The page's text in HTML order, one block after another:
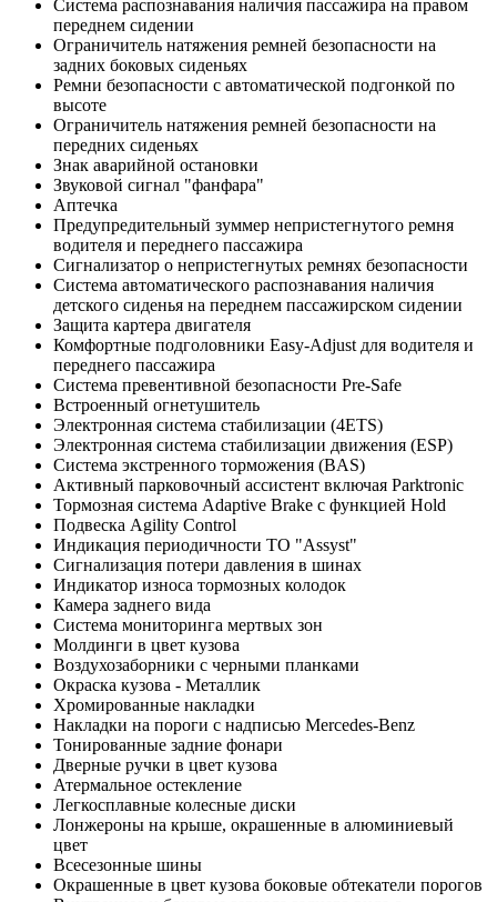
Система распознавания наличия пассажира на правом
переднем сидении
Ограничитель натяжения ремней безопасности на
задних боковых сиденьях
Ремни безопасности с автоматической подгонкой по
высоте
Ограничитель натяжения ремней безопасности на
передних сиденьях
Знак аварийной остановки
Звуковой сигнал "фанфара"
Аптечка
Предупредительный зуммер непристегнутого ремня
водителя и переднего пассажира
Сигнализатор о непристегнутых ремнях безопасности
Система автоматического распознавания наличия
детского сиденья на переднем пассажирском сидении
Защита картера двигателя
Комфортные подголовники Easy-Adjust для водителя и
переднего пассажира
Система превентивной безопасности Pre-Safe
Встроенный огнетушитель
Электронная система стабилизации (4ETS)
Электронная система стабилизации движения (ESP)
Система экстренного торможения (BAS)
Активный парковочный ассистент включая Parktronic
Тормозная система Adaptive Brake с функцией Hold
Подвеска Agility Control
Индикация периодичности ТО "Assyst"
Сигнализация потери давления в шинах
Индикатор износа тормозных колодок
Камера заднего вида
Система мониторинга мертвых зон
Молдинги в цвет кузова
Воздухозаборники с черными планками
Окраска кузова - Металлик
Хромированные накладки
Накладки на пороги с надписью Mercedes-Benz
Тонированные задние фонари
Дверные ручки в цвет кузова
Атермальное остекление
Легкосплавные колесные диски
Лонжероны на крыше, окрашенные в алюминиевый
цвет
Всесезонные шины
Окрашенные в цвет кузова боковые обтекатели порогов